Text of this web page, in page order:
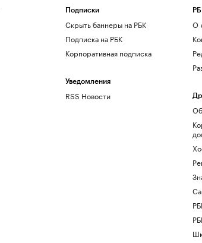
Подписки
Скрыть баннеры на РБК
Подписка на РБК
Корпоративная подписка
Уведомления
RSS Новости
О